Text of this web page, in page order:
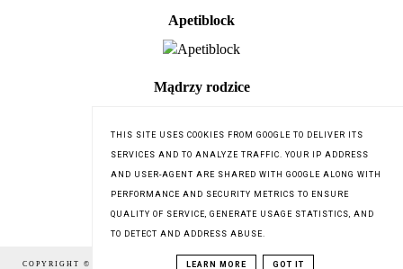
Apetiblock
Mądrzy rodzice
COPYRIGHT © 2016 DZIĘGIELOWSKA.PL,
THIS SITE USES COOKIES FROM GOOGLE TO DELIVER ITS
SERVICES AND TO ANALYZE TRAFFIC. YOUR IP ADDRESS
AND USER-AGENT ARE SHARED WITH GOOGLE ALONG WITH
PERFORMANCE AND SECURITY METRICS TO ENSURE
QUALITY OF SERVICE, GENERATE USAGE STATISTICS, AND
TO DETECT AND ADDRESS ABUSE.
LEARN MORE GOT IT